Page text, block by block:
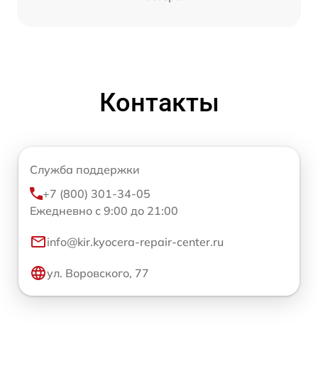
Контакты
Служба поддержки
+7 (800) 301-34-05
Ежедневно с 9:00 до 21:00
info@kir.kyocera-repair-center.ru
ул. Воровского, 77